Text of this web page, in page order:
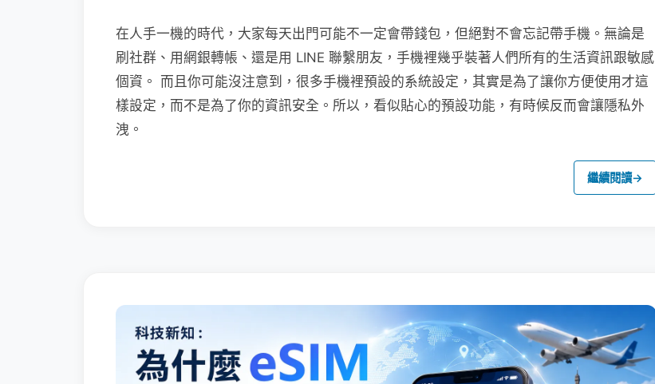
在人手一機的時代，大家每天出門可能不一定會帶錢包，但絕對不會忘記帶手機。無論是
刷社群、用網銀轉帳、還是用 LINE 聯繫朋友，手機裡幾乎裝著人們所有的生活資訊跟敏感
個資。 而且你可能沒注意到，很多手機裡預設的系統設定，其實是為了讓你方便使用才這
樣設定，而不是為了你的資訊安全。所以，看似貼心的預設功能，有時候反而會讓隱私外
洩。
繼續閱讀→